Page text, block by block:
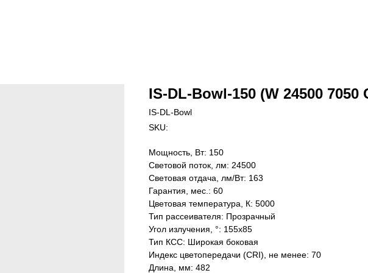
IS-DL-Bowl-150 (W 24500 7050
IS-DL-Bowl
SKU:
Мощность, Вт: 150
Световой поток, лм: 24500
Световая отдача, лм/Вт: 163
Гарантия, мес.: 60
Цветовая температура, К: 5000
Тип рассеивателя: Прозрачный
Угол излучения, °: 155х85
Тип КСС: Широкая боковая
Индекс цветопередачи (CRI), не менее: 70
Длина, мм: 482